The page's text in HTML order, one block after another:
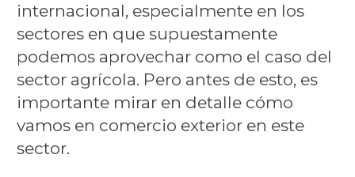
internacional, especialmente en los
sectores en que supuestamente
podemos aprovechar como el caso del
sector agrícola. Pero antes de esto, es
importante mirar en detalle cómo
vamos en comercio exterior en este
sector.